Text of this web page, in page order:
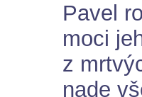
Pavel
moci
z
nade